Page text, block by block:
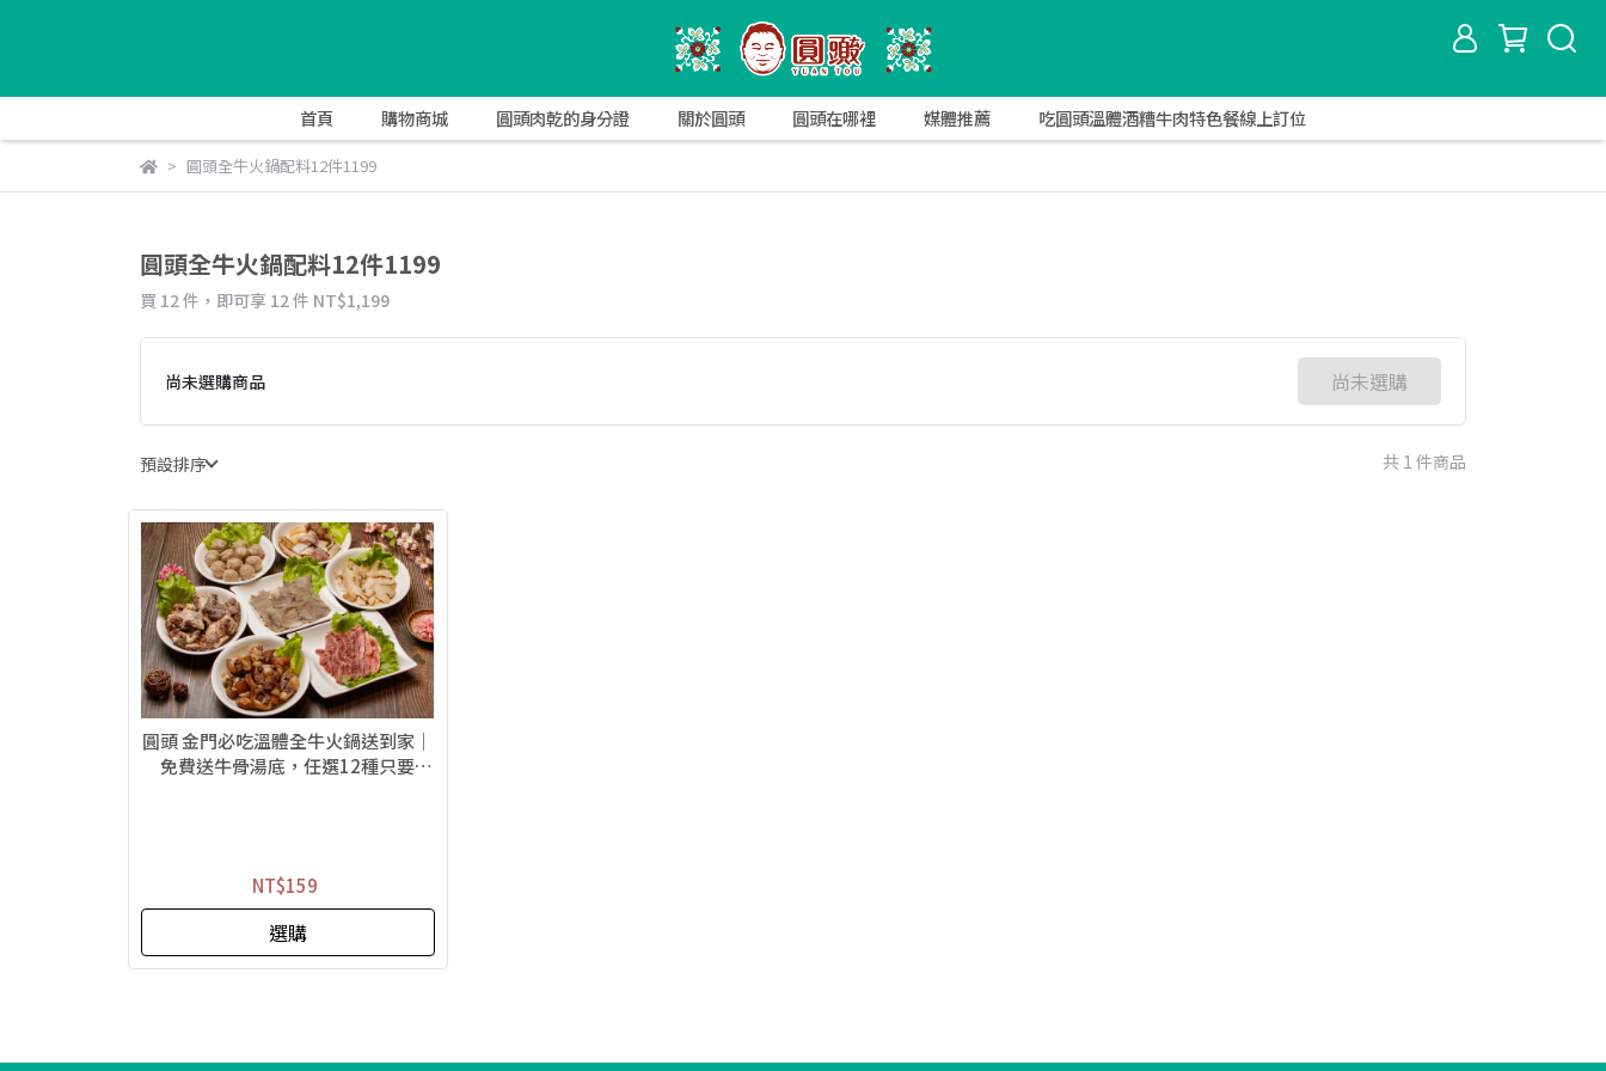
首頁 購物商城 圓頭肉乾的身分證 關於圓頭 圓頭在哪裡 媒體推薦 吃圓頭溫體酒糟牛肉特色餐線上訂位
圓頭全牛火鍋配料12件1199
圓頭全牛火鍋配料12件1199
買 12 件， 即可享 12 件 NT$1,199
尚未選購商品 尚未選購
預設排序 共 1 件商品
圓頭 金門必吃溫體全牛火鍋送到家｜
免費送牛骨湯底，任選12種只要
NT$159
選購